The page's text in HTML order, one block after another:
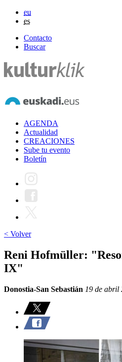
eu
es
Contacto
Buscar
AGENDA
Actualidad
CREACIONES
Sube tu evento
Boletín
< Volver
Reni Hofmüller:
IX"
Donostia-San Sebastián 19 de abril